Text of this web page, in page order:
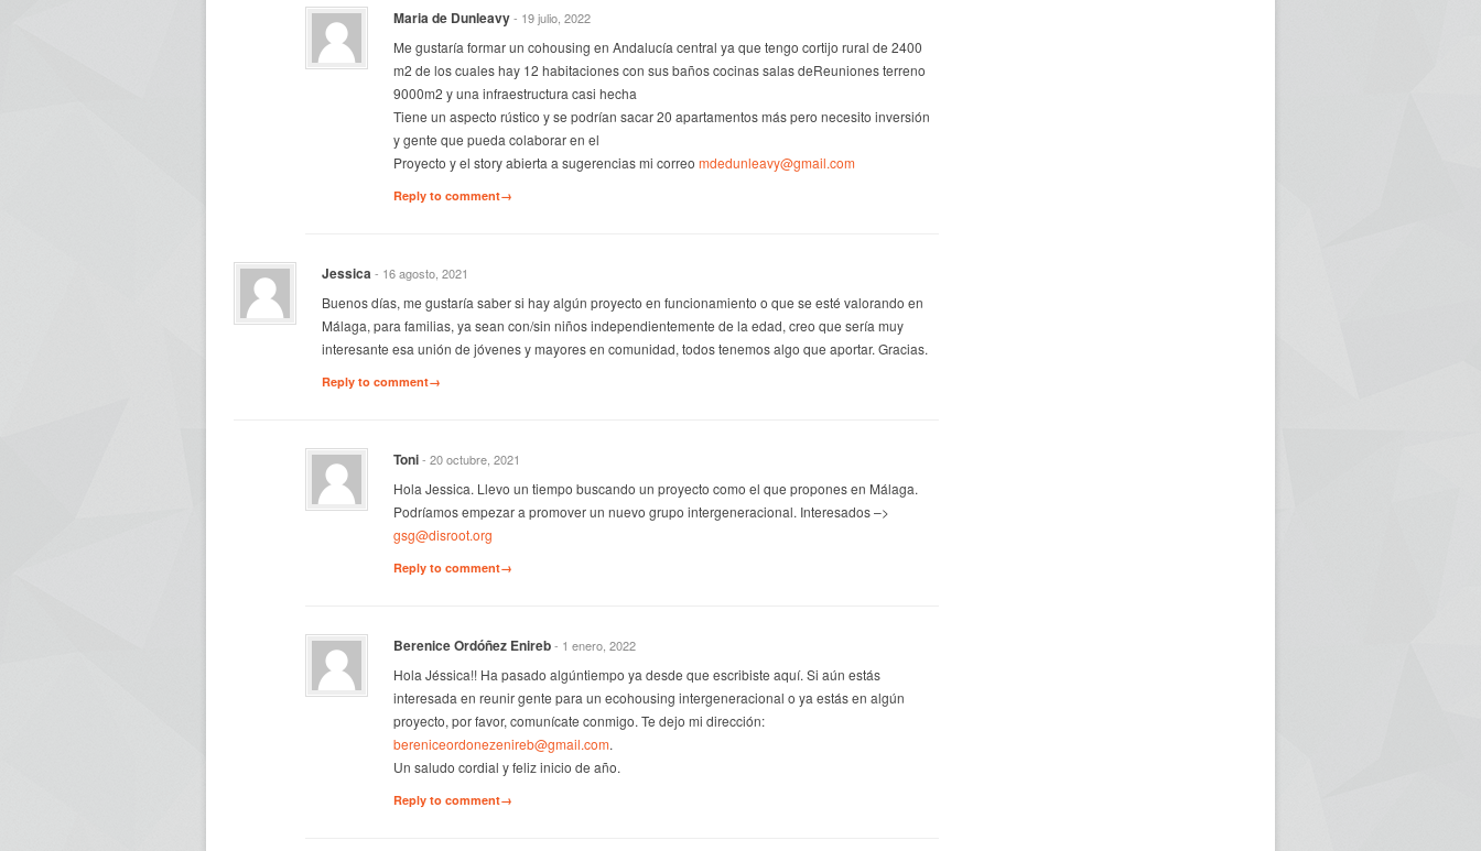
Maria de Dunleavy- 19 julio, 2022
Me gustaría formar un cohousing en Andalucía central ya que tengo cortijo rural de 2400
m2 de los cuales hay 12 habitaciones con sus baños cocinas salas deReuniones terreno
9000m2 y una infraestructura casi hecha
Tiene un aspecto rústico y se podrían sacar 20 apartamentos más pero necesito inversión
y gente que pueda colaborar en el
Proyecto y el story abierta a sugerencias mi correo mdedunleavy@gmail.com
Reply to comment→
Jessica- 16 agosto, 2021
Buenos días, me gustaría saber si hay algún proyecto en funcionamiento o que se esté valorando en
Málaga, para familias, ya sean con/sin niños independientemente de la edad, creo que sería muy
interesante esa unión de jóvenes y mayores en comunidad, todos tenemos algo que aportar. Gracias.
Reply to comment→
Toni- 20 octubre, 2021
Hola Jessica. Llevo un tiempo buscando un proyecto como el que propones en Málaga.
Podríamos empezar a promover un nuevo grupo intergeneracional. Interesados –>
gsg@disroot.org
Reply to comment→
Berenice Ordóñez Enireb- 1 enero, 2022
Hola Jéssica!! Ha pasado algúntiempo ya desde que escribiste aquí. Si aún estás
interesada en reunir gente para un ecohousing intergeneracional o ya estás en algún
proyecto, por favor, comunícate conmigo. Te dejo mi dirección:
bereniceordonezenireb@gmail.com.
Un saludo cordial y feliz inicio de año.
Reply to comment→